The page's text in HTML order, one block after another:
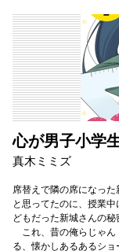
心が男子小学生
真木ミミズ
席替えで隣の席になっ
と思ってたのに、授業
どもだった新城さんの
これ、昔の俺らじゃ
る、懐かしあるあるショ